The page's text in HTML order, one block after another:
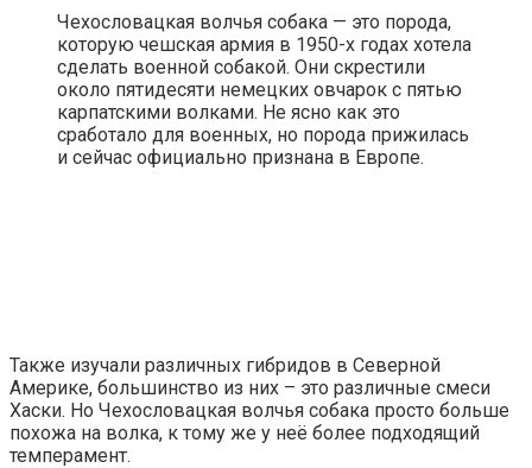
Чехословацкая волчья собака — это порода,
которую чешская армия в 1950-х годах хотела
сделать военной собакой. Они скрестили
около пятидесяти немецких овчарок с пятью
карпатскими волками. Не ясно как это
сработало для военных, но порода прижилась
и сейчас официально признана в Европе.
Также изучали различных гибридов в Северной
Америке, большинство из них – это различные смеси
Хаски. Но Чехословацкая волчья собака просто больше
похожа на волка, к тому же у неё более подходящий
темперамент.